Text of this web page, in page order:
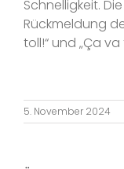
Schnelligkeit.
Rückmeldung
toll!“ und „Ça va
5. November 2024